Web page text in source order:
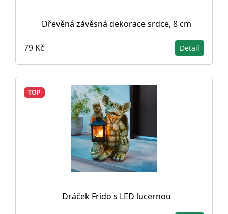
Dřevěná závěsná dekorace srdce, 8 cm
79 Kč Detail
TOP
Dráček Frido s LED lucernou